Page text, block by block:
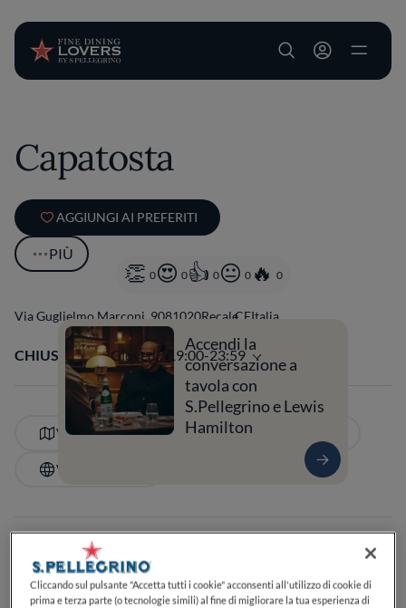
User account
Capatosta
AGGIUNGI AI PREFERITI
PIÙ
0 0 0 0 0
Accendi la
conversazione a
tavola con
S.Pellegrino e Lewis
Hamilton
Via Guglielmo Marconi, 9081020RecaleCEItalia
CHIUSO ApreGiovedì, 19:00-23:59
VEDI SULLA MAPPA +39 0823 493188
VISIT WEBSITE
Pizzerie 2 Spicchi Gambero Rosso
Cliccando sul pulsante "Accetta tutti i cookie" acconsenti all'utilizzo di cookie di
prima e terza parte (o tecnologie simili) al fine di migliorare la tua esperienza di